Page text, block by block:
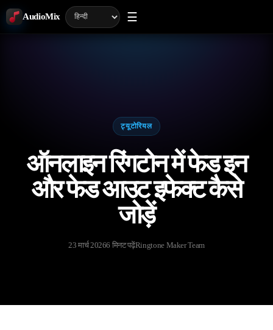
AudioMix ☰
ट्यूटोरियल
ऑनलाइन रिंगटोन में फेड इन
और फेड आउट इफेक्ट कैसे
जोड़ें
23 मार्च 20266 मिनट पढ़ेंRingtone Maker Team